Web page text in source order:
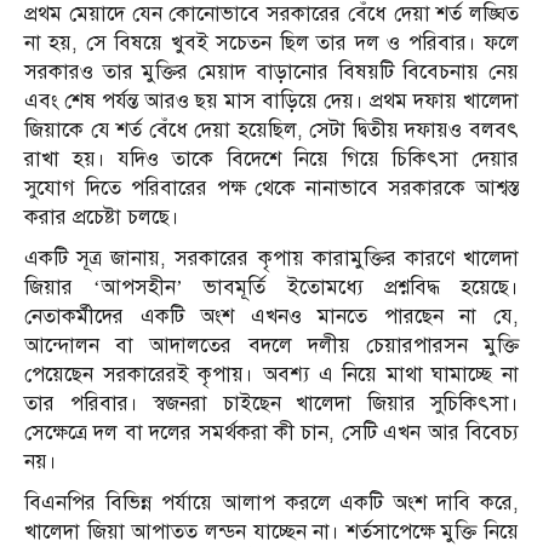
প্রথম মেয়াদে যেন কোনোভাবে সরকারের বেঁধে দেয়া শর্ত লঙ্ঘিত
না হয়, সে বিষয়ে খুবই সচেতন ছিল তার দল ও পরিবার। ফলে
সরকারও তার মুক্তির মেয়াদ বাড়ানোর বিষয়টি বিবেচনায় নেয়
এবং শেষ পর্যন্ত আরও ছয় মাস বাড়িয়ে দেয়। প্রথম দফায় খালেদা
জিয়াকে যে শর্ত বেঁধে দেয়া হয়েছিল, সেটা দ্বিতীয় দফায়ও বলবৎ
রাখা হয়। যদিও তাকে বিদেশে নিয়ে গিয়ে চিকিৎসা দেয়ার
সুযোগ দিতে পরিবারের পক্ষ থেকে নানাভাবে সরকারকে আশ্বস্ত
করার প্রচেষ্টা চলছে।
একটি সূত্র জানায়, সরকারের কৃপায় কারামুক্তির কারণে খালেদা
জিয়ার ‘আপসহীন’ ভাবমূর্তি ইতোমধ্যে প্রশ্নবিদ্ধ হয়েছে।
নেতাকর্মীদের একটি অংশ এখনও মানতে পারছেন না যে,
আন্দোলন বা আদালতের বদলে দলীয় চেয়ারপারসন মুক্তি
পেয়েছেন সরকারেরই কৃপায়। অবশ্য এ নিয়ে মাথা ঘামাচ্ছে না
তার পরিবার। স্বজনরা চাইছেন খালেদা জিয়ার সুচিকিৎসা।
সেক্ষেত্রে দল বা দলের সমর্থকরা কী চান, সেটি এখন আর বিবেচ্য
নয়।
বিএনপির বিভিন্ন পর্যায়ে আলাপ করলে একটি অংশ দাবি করে,
খালেদা জিয়া আপাতত লন্ডন যাচ্ছেন না। শর্তসাপেক্ষে মুক্তি নিয়ে